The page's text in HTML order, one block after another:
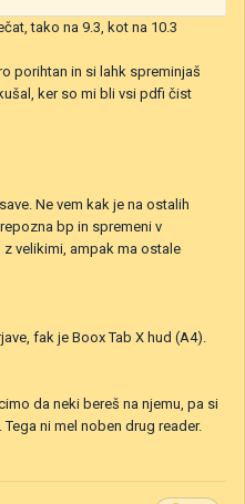
tako na 9.3, kot na 10.3
porihtan in si lahk spreminjaš
ker so mi bli vsi pdfi čist
Ne vem kak je na ostalih
bp in spremeni v
velikimi, ampak ma ostale
fak je Boox Tab X hud (A4).
da neki bereš na njemu, pa si
ni mel noben drug reader.